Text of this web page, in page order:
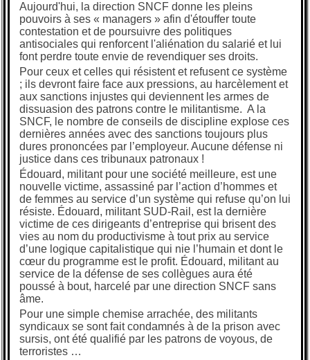
Aujourd'hui, la direction SNCF donne les pleins
pouvoirs à ses « managers » afin d'étouffer toute
contestation et de poursuivre des politiques
antisociales qui renforcent l'aliénation du salarié et lui
font perdre toute envie de revendiquer ses droits.
Pour ceux et celles qui résistent et refusent ce système
; ils devront faire face aux pressions, au harcèlement et
aux sanctions injustes qui deviennent les armes de
dissuasion des patrons contre le militantisme. A la
SNCF, le nombre de conseils de discipline explose ces
dernières années avec des sanctions toujours plus
dures prononcées par l’employeur. Aucune défense ni
justice dans ces tribunaux patronaux !
Édouard, militant pour une société meilleure, est une
nouvelle victime, assassiné par l’action d’hommes et
de femmes au service d’un système qui refuse qu’on lui
résiste. Édouard, militant SUD-Rail, est la dernière
victime de ces dirigeants d’entreprise qui brisent des
vies au nom du productivisme à tout prix au service
d’une logique capitalistique qui nie l’humain et dont le
cœur du programme est le profit. Édouard, militant au
service de la défense de ses collègues aura été
poussé à bout, harcelé par une direction SNCF sans
âme.
Pour une simple chemise arrachée, des militants
syndicaux se sont fait condamnés à de la prison avec
sursis, ont été qualifié par les patrons de voyous, de
terroristes …